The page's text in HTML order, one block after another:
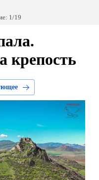
1/19
крепость